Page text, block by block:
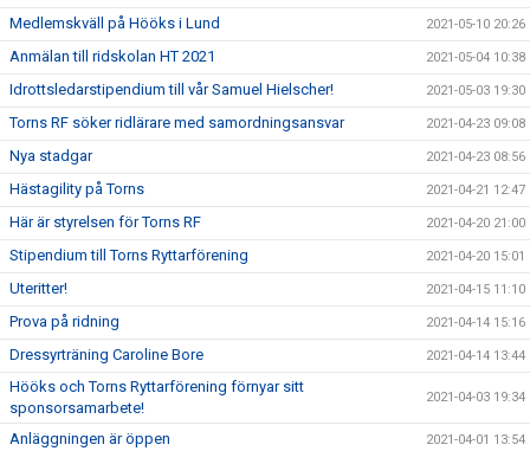
Medlemskväll på Hööks i Lund 2021-05-10 20:26
Anmälan till ridskolan HT 2021 2021-05-04 10:38
Idrottsledarstipendium till vår Samuel Hielscher! 2021-05-03 19:30
Torns RF söker ridlärare med samordningsansvar 2021-04-23 09:08
Nya stadgar 2021-04-23 08:56
Hästagility på Torns 2021-04-21 12:47
Här är styrelsen för Torns RF 2021-04-20 21:00
Stipendium till Torns Ryttarförening 2021-04-20 15:01
Uteritter! 2021-04-15 11:10
Prova på ridning 2021-04-14 15:16
Dressyrträning Caroline Bore 2021-04-14 13:44
Hööks och Torns Ryttarförening förnyar sitt
sponsorsamarbete!
2021-04-03 19:34
Anläggningen är öppen 2021-04-01 13:54